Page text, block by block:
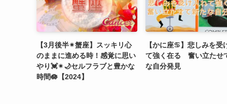
【3月後半✴︎蟹座】スッキリ心
のままに進める時！感覚に思い
やり💓✴︎🌙セルフラブと豊かな
時間🪷【2024】
【かに座♋】悲しみを受
て強く在る 奮い立たせ
な自分発見